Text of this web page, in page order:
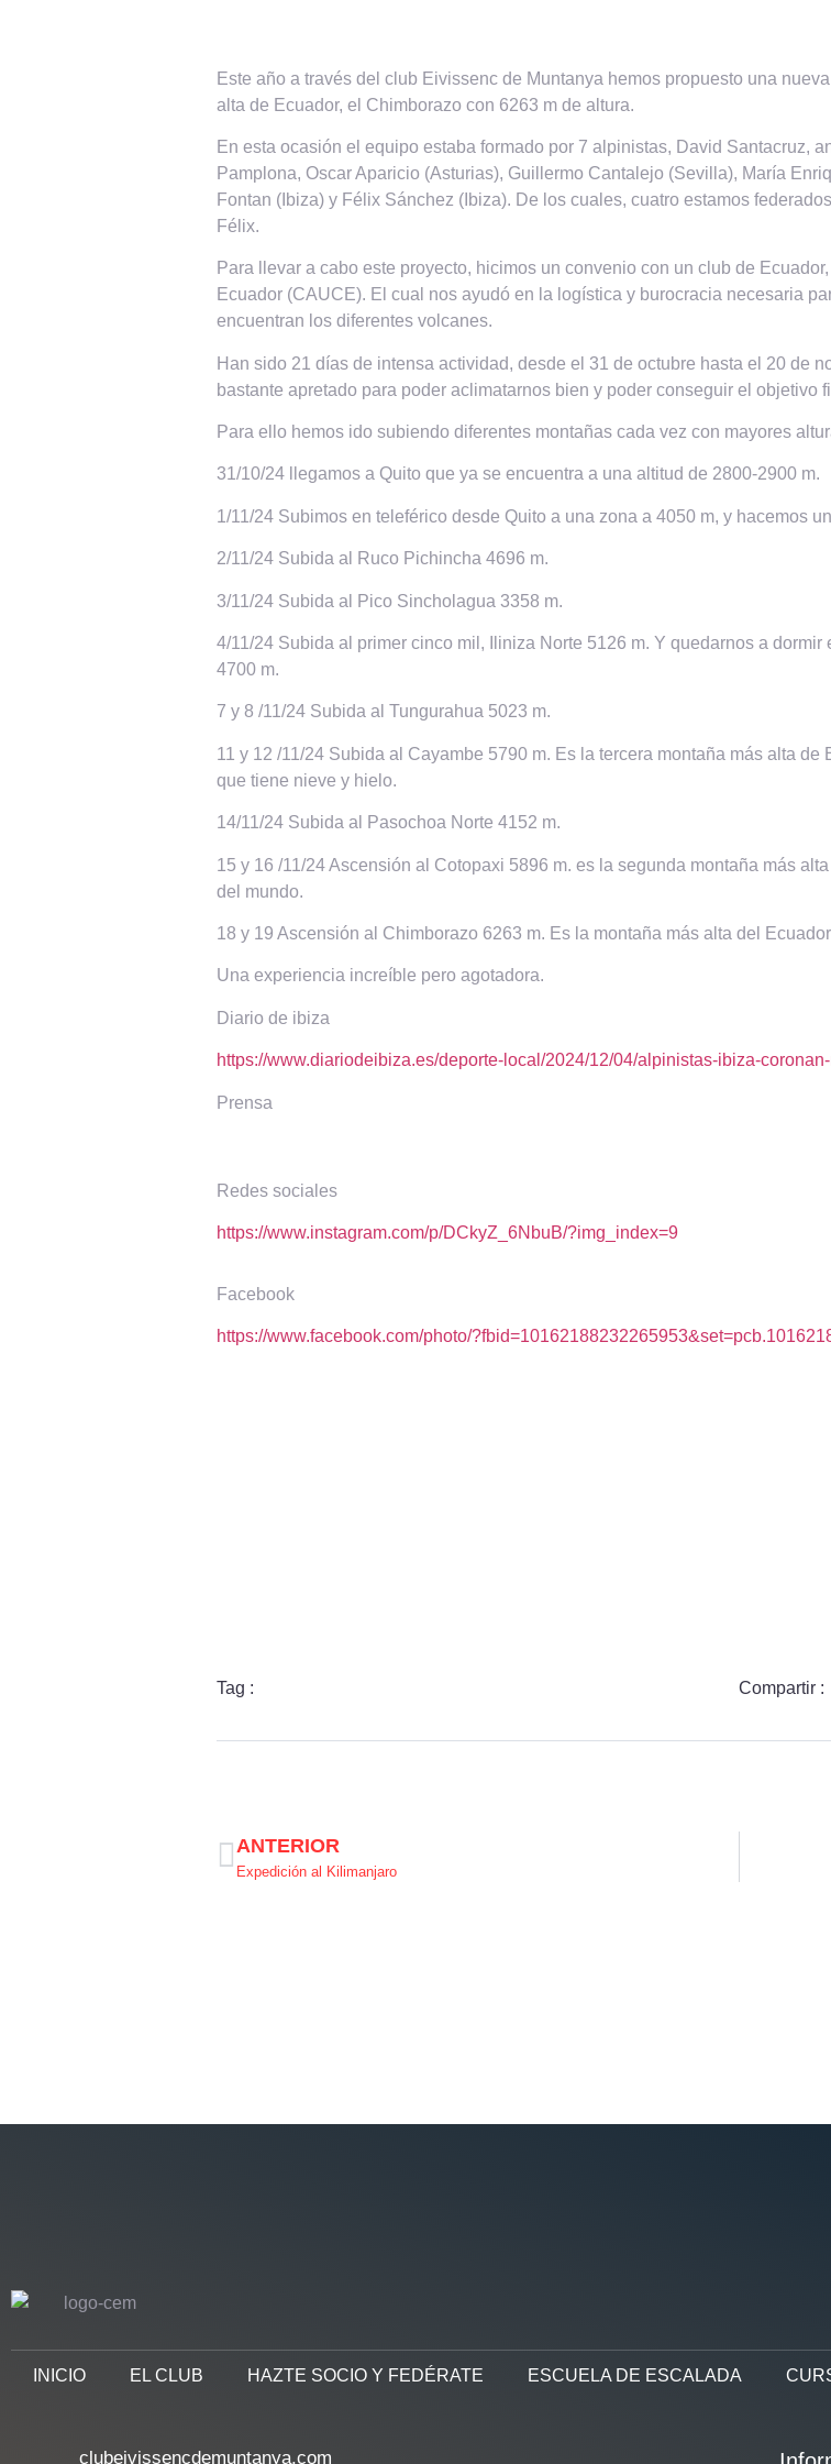
Este año a través del club Eivissenc de Muntanya hemos propuesto una
alta de Ecuador, el Chimborazo con 6263 m de altura.
En esta ocasión el equipo estaba formado por 7 alpinistas, David Santacruz,
Pamplona, Oscar Aparicio (Asturias), Guillermo Cantalejo (Sevilla), María
Fontan (Ibiza) y Félix Sánchez (Ibiza). De los cuales, cuatro estamos
Félix.
Para llevar a cabo este proyecto, hicimos un convenio con un club de
Ecuador (CAUCE). El cual nos ayudó en la logística y burocracia necesaria
encuentran los diferentes volcanes.
Han sido 21 días de intensa actividad, desde el 31 de octubre hasta el 20 de
bastante apretado para poder aclimatarnos bien y poder conseguir el objetivo
Para ello hemos ido subiendo diferentes montañas cada vez con mayores
31/10/24 llegamos a Quito que ya se encuentra a una altitud de 2800-2900 m.
1/11/24 Subimos en teleférico desde Quito a una zona a 4050 m, y hacemos
2/11/24 Subida al Ruco Pichincha 4696 m.
3/11/24 Subida al Pico Sincholagua 3358 m.
4/11/24 Subida al primer cinco mil, Iliniza Norte 5126 m. Y quedarnos a
4700 m.
7 y 8 /11/24 Subida al Tungurahua 5023 m.
11 y 12 /11/24 Subida al Cayambe 5790 m. Es la tercera montaña más alta
que tiene nieve y hielo.
14/11/24 Subida al Pasochoa Norte 4152 m.
15 y 16 /11/24 Ascensión al Cotopaxi 5896 m. es la segunda montaña más
del mundo.
18 y 19 Ascensión al Chimborazo 6263 m. Es la montaña más alta del
Una experiencia increíble pero agotadora.
Diario de ibiza
https://www.diariodeibiza.es/deporte-local/2024/12/04/alpinistas-ibiza-
Prensa
Redes sociales
https://www.instagram.com/p/DCkyZ_6NbuB/?img_index=9
Facebook
https://www.facebook.com/photo/
Tag : Compartir :
ANTERIOR
Expedición al Kilimanjaro
INICIO EL CLUB HAZTE SOCIO Y FEDÉRATE ESCUELA DE ESCALADA
clubeivissencdemuntanya.com